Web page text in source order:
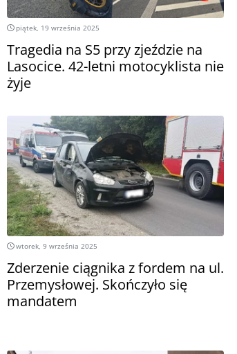
piątek, 19 września 2025
Tragedia na S5 przy zjeździe na
Lasocice. 42-letni motocyklista nie
żyje
wtorek, 9 września 2025
Zderzenie ciągnika z fordem na ul.
Przemysłowej. Skończyło się
mandatem